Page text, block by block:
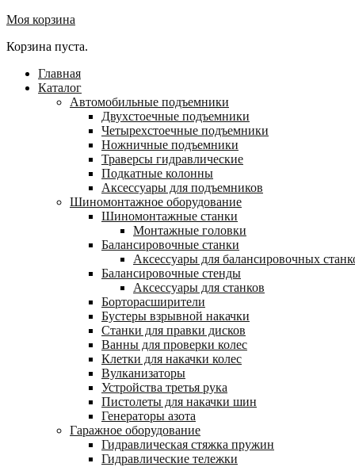
Моя корзина
Корзина пуста.
Главная
Каталог
Автомобильные подъемники
Двухстоечные подъемники
Четырехстоечные подъемники
Ножничные подъемники
Траверсы гидравлические
Подкатные колонны
Аксессуары для подъемников
Шиномонтажное оборудование
Шиномонтажные станки
Монтажные головки
Балансировочные станки
Аксессуары для балансировочных
Балансировочные стенды
Аксессуары для станков
Борторасширители
Бустеры взрывной накачки
Станки для правки дисков
Ванны для проверки колес
Клетки для накачки колес
Вулканизаторы
Устройства третья рука
Пистолеты для накачки шин
Генераторы азота
Гаражное оборудование
Гидравлическая стяжка пружин
Гидравлические тележки